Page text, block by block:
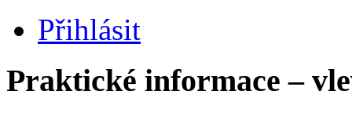
Přihlásit
Praktické informace –